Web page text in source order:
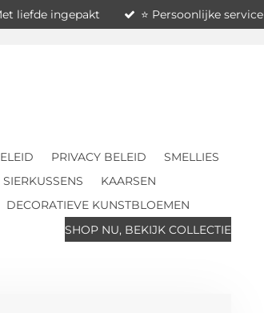
liefde ingepakt ⭐ Persoonlijke service
PRIVACY BELEID
SMELLIES
SIERKUSSENS
KAARSEN
DECORATIEVE KUNSTBLOEMEN
SHOP NU, BEKIJK COLLECTIE